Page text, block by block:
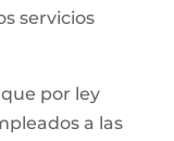
servicios
por ley
a las